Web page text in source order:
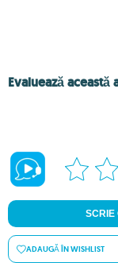
Evaluează această
SCRIE
ADAUGĂ ÎN WISHLIST